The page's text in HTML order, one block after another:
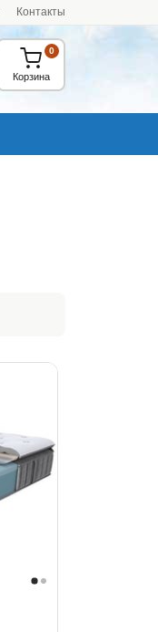
Контакты
Корзина
0